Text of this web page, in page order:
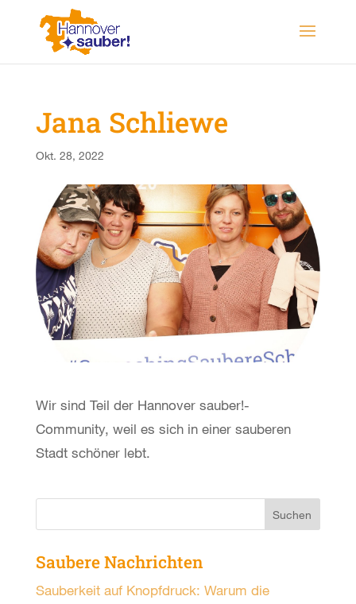
Jana Schliewe
Okt. 28, 2022
Wir sind Teil der Hannover sauber!-
Community, weil es sich in einer sauberen
Stadt schöner lebt.
Saubere Nachrichten
Sauberkeit auf Knopfdruck: Warum die